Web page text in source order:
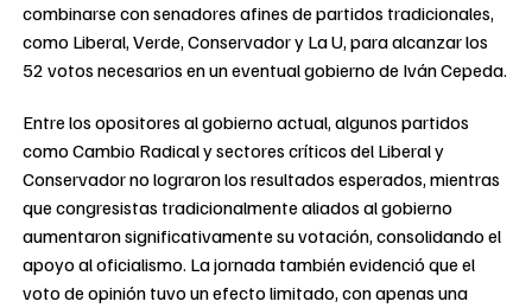
combinarse con senadores afines de partidos tradicionales,
como Liberal, Verde, Conservador y La U, para alcanzar los
52 votos necesarios en un eventual gobierno de Iván Cepeda.
Entre los opositores al gobierno actual, algunos partidos
como Cambio Radical y sectores críticos del Liberal y
Conservador no lograron los resultados esperados, mientras
que congresistas tradicionalmente aliados al gobierno
aumentaron significativamente su votación, consolidando el
apoyo al oficialismo. La jornada también evidenció que el
voto de opinión tuvo un efecto limitado, con apenas una